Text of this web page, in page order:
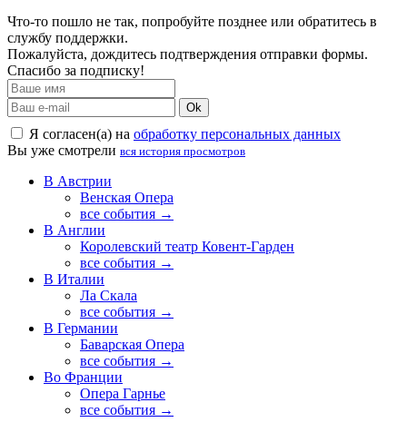
Что-то пошло не так, попробуйте позднее или обратитесь в
службу поддержки.
Пожалуйста, дождитесь подтверждения отправки формы.
Спасибо за подписку!
Ok
Я согласен(а) на обработку персональных данных
Вы уже смотрели вся история просмотров
В Австрии
Венская Опера
все события →
В Англии
Королевский театр Ковент-Гарден
все события →
В Италии
Ла Скала
все события →
В Германии
Баварская Опера
все события →
Во Франции
Опера Гарнье
все события →